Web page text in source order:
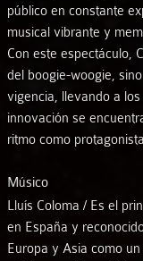
público en constante
musical vibrante y
Con este espectáculo,
del boogie-woogie,
vigencia, llevando a
innovación se
ritmo como
Músico
Lluís Coloma / Es el
en España y
Europa y Asia como